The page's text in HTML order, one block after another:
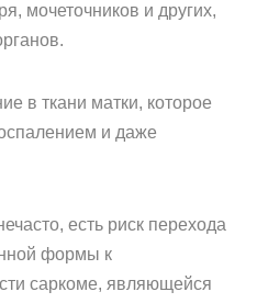
мочеточников и других,
в ткани матки, которое
и даже
есть риск перехода
формы к
саркоме, являющейся